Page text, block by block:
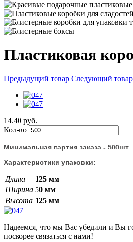
Пластиковая
Предыдущий товар Следующий товар
14.40 руб.
Кол-во
Минимальная партия заказа - 500шт
Характеристики упаковки:
Длина
125 мм
Ширина 50 мм
Высота 125 мм
Надеемся, что мы Вас убедили и Вы
поскорее связаться с нами!